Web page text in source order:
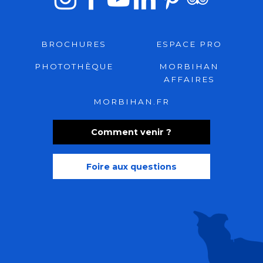
Comment venir ?
Foire aux questions
BROCHURES ESPACE PRO
PHOTOTHÈQUE
MORBIHAN
AFFAIRES
MORBIHAN.FR